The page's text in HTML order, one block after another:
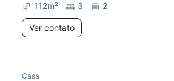
112m² 3 2
Ver contato
Casa